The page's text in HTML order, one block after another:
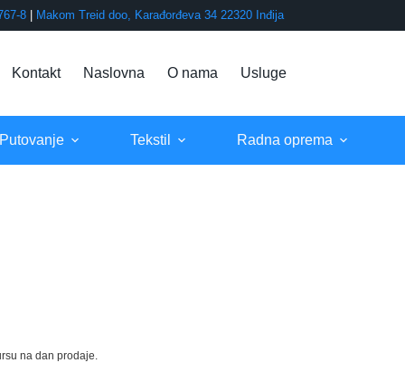
8| Makom Treid doo, Karađorđeva 34 22320 Inđija
Kontakt Naslovna O nama Usluge
Tekstil Radna oprema
na dan prodaje.